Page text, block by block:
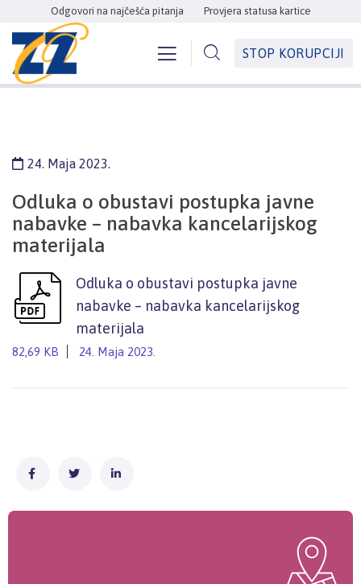
Odgovori na najčešća pitanja Provjera statusa kartice
STOP KORUPCIJI
24. Maja 2023.
Odluka o obustavi postupka javne
nabavke – nabavka kancelarijskog
materijala
Odluka o obustavi postupka javne
nabavke – nabavka kancelarijskog
materijala
82,69 KB 24. Maja 2023.